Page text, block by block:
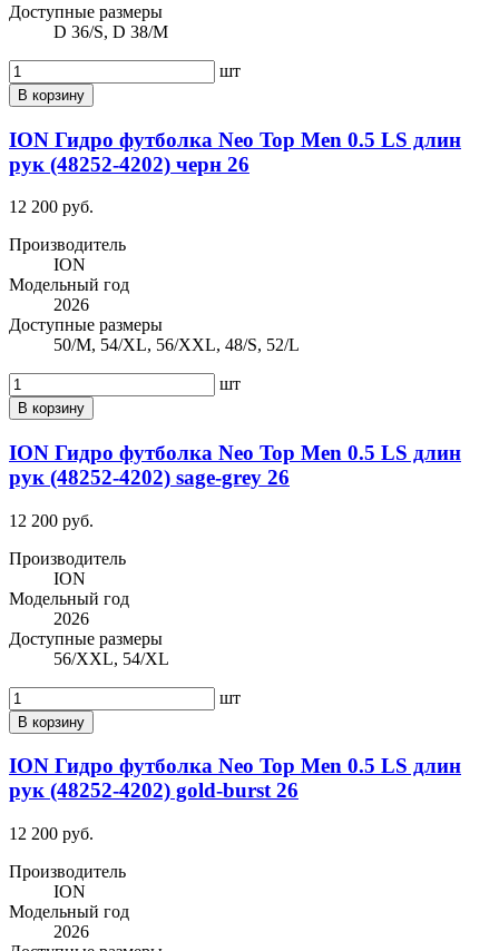
Доступные размеры
D 36/S, D 38/M
шт
В корзину
ION Гидро футболка Neo Top Men 0.5 LS длин
рук (48252-4202) черн 26
12 200 руб.
Производитель
ION
Модельный год
2026
Доступные размеры
50/M, 54/XL, 56/XXL, 48/S, 52/L
шт
В корзину
ION Гидро футболка Neo Top Men 0.5 LS длин
рук (48252-4202) sage-grey 26
12 200 руб.
Производитель
ION
Модельный год
2026
Доступные размеры
56/XXL, 54/XL
шт
В корзину
ION Гидро футболка Neo Top Men 0.5 LS длин
рук (48252-4202) gold-burst 26
12 200 руб.
Производитель
ION
Модельный год
2026